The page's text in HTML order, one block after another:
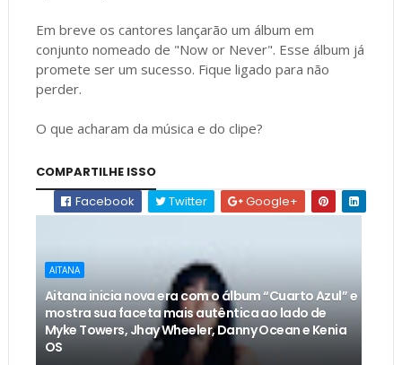
Em breve os cantores lançarão um álbum em
conjunto nomeado de "Now or Never". Esse álbum já
promete ser um sucesso. Fique ligado para não
perder.
O que acharam da música e do clipe?
COMPARTILHE ISSO
Facebook
Twitter Google+
AITANA
Aitana inicia nova era com o álbum “Cuarto Azul” e
mostra sua faceta mais autêntica ao lado de
Myke Towers, Jhay Wheeler, Danny Ocean e Kenia
OS